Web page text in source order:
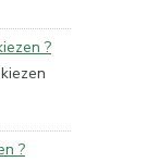
?
?